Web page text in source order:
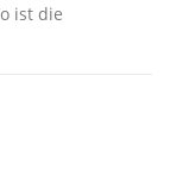
ist die